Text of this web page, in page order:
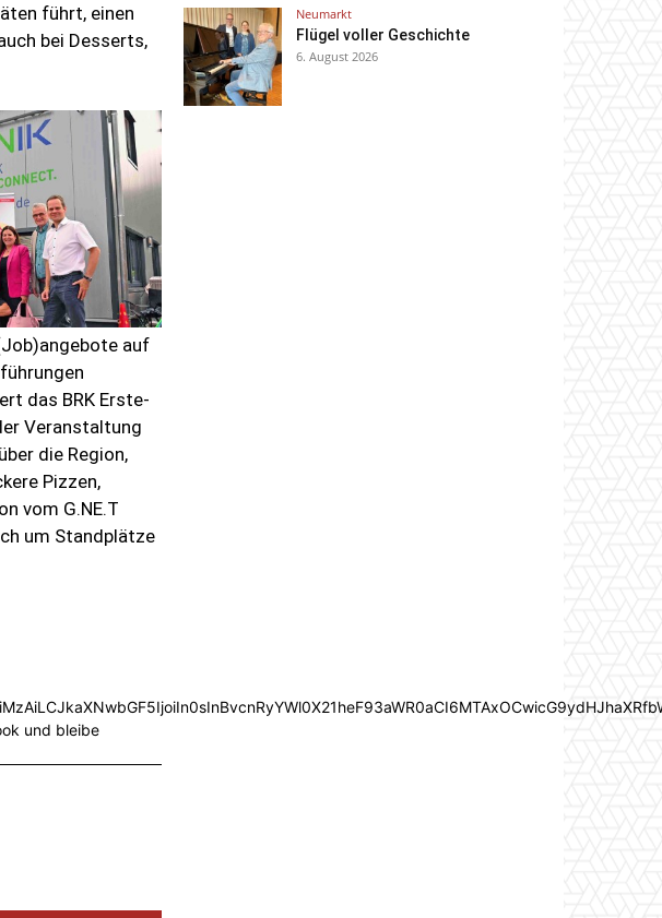
führt, einen
bei Desserts,
auf
das BRK Erste-
Veranstaltung
die Region,
Pizzen,
vom G.NE.T
um Standplätze
und bleibe
Neumarkt
Flügel voller Geschichte
6. August 2026